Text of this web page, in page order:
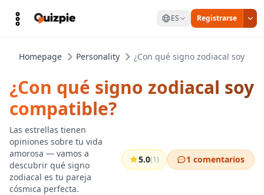
ES Registrarse
Homepage Personality ¿Con qué signo zodiacal soy
¿Con qué signo zodiacal soy
compatible?
Las estrellas tienen
opiniones sobre tu vida
amorosa — vamos a
descubrir qué signo
zodiacal es tu pareja
cósmica perfecta.
5.0(1) 1 comentarios